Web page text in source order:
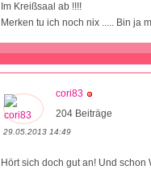
Im Kreißsaal ab !!!!
Merken tu ich noch nix ..... Bin ja
cori83
204 Beiträge
29.05.2013 14:49
Hört sich doch gut an! Und schon